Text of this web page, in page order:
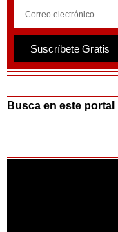
Suscríbete Gratis
Busca en este portal